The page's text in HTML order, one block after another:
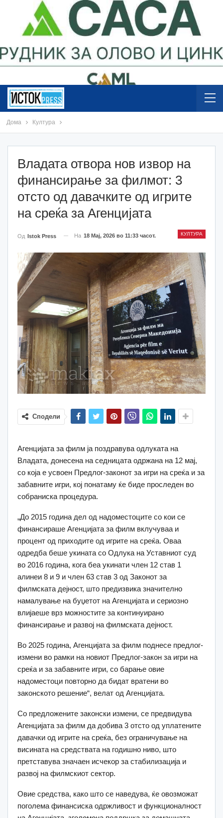
Дома Култура
Владата отвора нов извор на
финансирање за филмот: 3
oтсто од давачките од игрите
на среќа за Агенцијата
КУЛТУРА
Од Istok Press На 18 Мај, 2026 во 11:33 часот.
Сподели
Агенцијата за филм ја поздравува одлуката на
Владата, донесена на седницата одржана на 12 мај,
со која е усвоен Предлог-законот за игри на среќа и за
забавните игри, кој понатаму ќе биде проследен во
собраниска процедура.
„До 2015 година дел од надоместоците со кои се
финансираше Агенцијата за филм вклучуваа и
процент од приходите од игрите на среќа. Оваа
одредба беше укината со Одлука на Уставниот суд
во 2016 година, кога беа укинати член 12 став 1
алинеи 8 и 9 и член 63 став 3 од Законот за
филмската дејност, што предизвика значително
намалување на буџетот на Агенцијата и сериозно
влијаеше врз можностите за континуирано
финансирање и развој на филмската дејност.
Во 2025 година, Агенцијата за филм поднесе предлог-
измени во рамки на новиот Предлог-закон за игри на
среќа и за забавните игри, со барање овие
надоместоци повторно да бидат вратени во
законското решение“, велат од Агенцијата.
Со предложените законски измени, се предвидува
Агенцијата за филм да добива 3 отсто од уплатените
давачки од игрите на среќа, без ограничување на
висината на средствата на годишно ниво, што
претставува значаен исчекор за стабилизација и
развој на филмскиот сектор.
Овие средства, како што се наведува, ќе овозможат
поголема финансиска одржливост и функционалност